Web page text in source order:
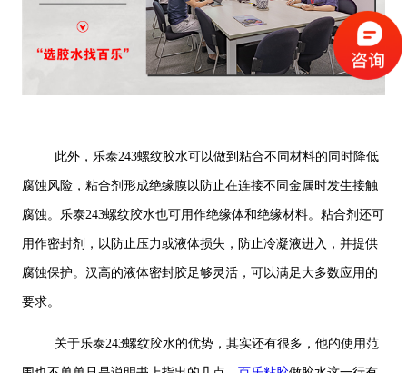
此外，乐泰243螺纹胶水可以做到粘合不同材料的同时降低
腐蚀风险，粘合剂形成绝缘膜以防止在连接不同金属时发生接触
腐蚀。乐泰243螺纹胶水也可用作绝缘体和绝缘材料。粘合剂还可
用作密封剂，以防止压力或液体损失，防止冷凝液进入，并提供
腐蚀保护。汉高的液体密封胶足够灵活，可以满足大多数应用的
要求。
关于乐泰243螺纹胶水的优势，其实还有很多，他的使用范